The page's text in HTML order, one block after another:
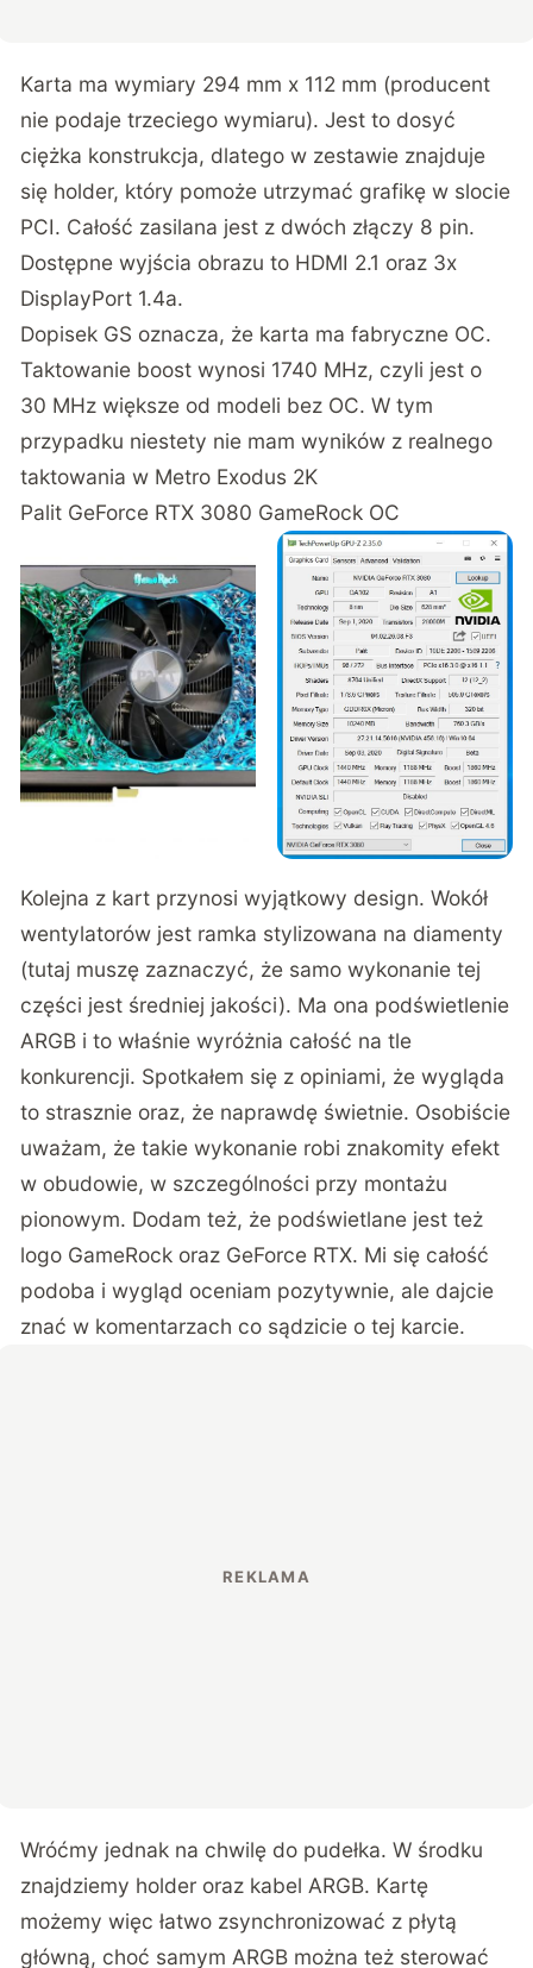
Karta ma wymiary 294 mm x 112 mm (producent
nie podaje trzeciego wymiaru). Jest to dosyć
ciężka konstrukcja, dlatego w zestawie znajduje
się holder, który pomoże utrzymać grafikę w slocie
PCI. Całość zasilana jest z dwóch złączy 8 pin.
Dostępne wyjścia obrazu to HDMI 2.1 oraz 3x
DisplayPort 1.4a.
Dopisek GS oznacza, że karta ma fabryczne OC.
Taktowanie boost wynosi 1740 MHz, czyli jest o
30 MHz większe od modeli bez OC. W tym
przypadku niestety nie mam wyników z realnego
taktowania w Metro Exodus 2K
Palit GeForce RTX 3080 GameRock OC
Kolejna z kart przynosi wyjątkowy design. Wokół
wentylatorów jest ramka stylizowana na diamenty
(tutaj muszę zaznaczyć, że samo wykonanie tej
części jest średniej jakości). Ma ona podświetlenie
ARGB i to właśnie wyróżnia całość na tle
konkurencji. Spotkałem się z opiniami, że wygląda
to strasznie oraz, że naprawdę świetnie. Osobiście
uważam, że takie wykonanie robi znakomity efekt
w obudowie, w szczególności przy montażu
pionowym. Dodam też, że podświetlane jest też
logo GameRock oraz GeForce RTX. Mi się całość
podoba i wygląd oceniam pozytywnie, ale dajcie
znać w komentarzach co sądzicie o tej karcie.
Wróćmy jednak na chwilę do pudełka. W środku
znajdziemy holder oraz kabel ARGB. Kartę
możemy więc łatwo zsynchronizować z płytą
główną, choć samym ARGB można też sterować